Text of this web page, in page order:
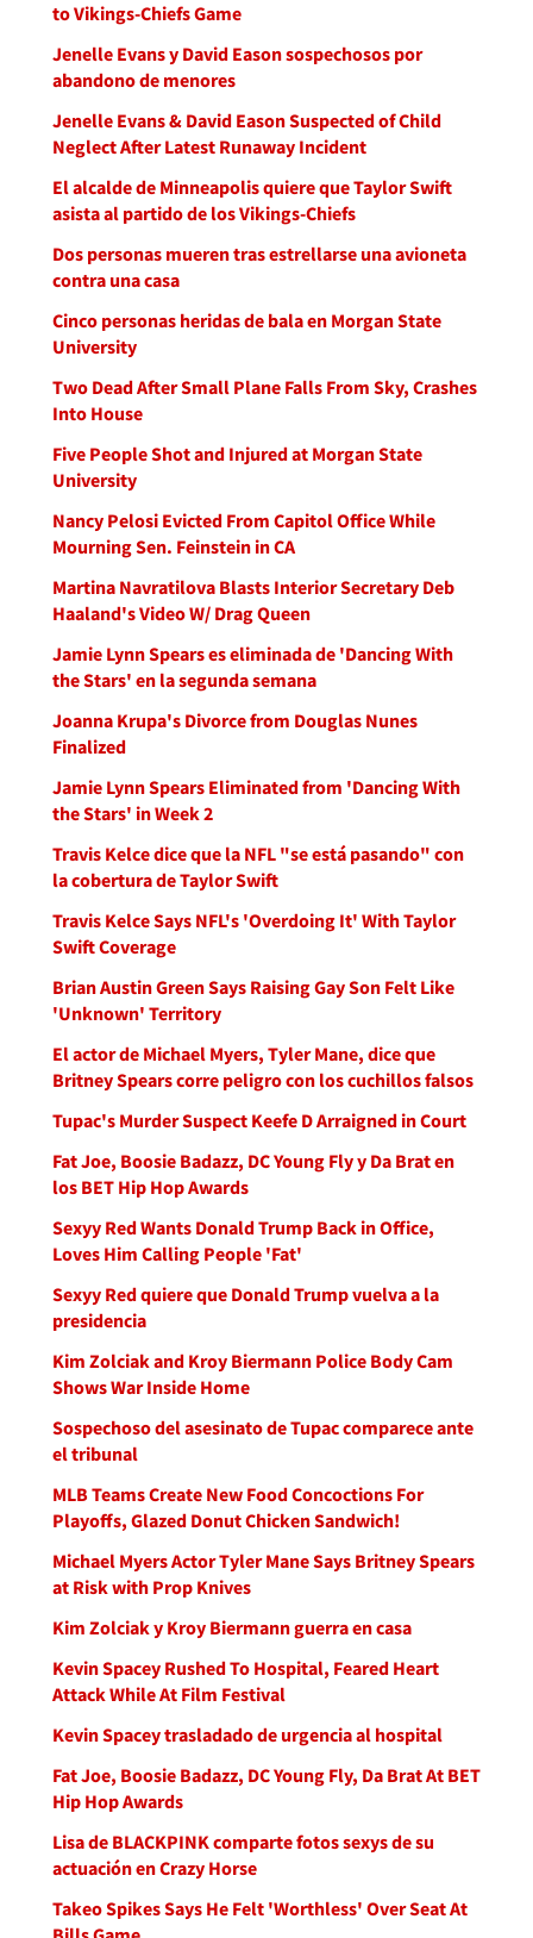
to Vikings-Chiefs Game
Jenelle Evans y David Eason sospechosos por
abandono de menores
Jenelle Evans & David Eason Suspected of Child
Neglect After Latest Runaway Incident
El alcalde de Minneapolis quiere que Taylor Swift
asista al partido de los Vikings-Chiefs
Dos personas mueren tras estrellarse una avioneta
contra una casa
Cinco personas heridas de bala en Morgan State
University
Two Dead After Small Plane Falls From Sky, Crashes
Into House
Five People Shot and Injured at Morgan State
University
Nancy Pelosi Evicted From Capitol Office While
Mourning Sen. Feinstein in CA
Martina Navratilova Blasts Interior Secretary Deb
Haaland's Video W/ Drag Queen
Jamie Lynn Spears es eliminada de 'Dancing With
the Stars' en la segunda semana
Joanna Krupa's Divorce from Douglas Nunes
Finalized
Jamie Lynn Spears Eliminated from 'Dancing With
the Stars' in Week 2
Travis Kelce dice que la NFL "se está pasando" con
la cobertura de Taylor Swift
Travis Kelce Says NFL's 'Overdoing It' With Taylor
Swift Coverage
Brian Austin Green Says Raising Gay Son Felt Like
'Unknown' Territory
El actor de Michael Myers, Tyler Mane, dice que
Britney Spears corre peligro con los cuchillos falsos
Tupac's Murder Suspect Keefe D Arraigned in Court
Fat Joe, Boosie Badazz, DC Young Fly y Da Brat en
los BET Hip Hop Awards
Sexyy Red Wants Donald Trump Back in Office,
Loves Him Calling People 'Fat'
Sexyy Red quiere que Donald Trump vuelva a la
presidencia
Kim Zolciak and Kroy Biermann Police Body Cam
Shows War Inside Home
Sospechoso del asesinato de Tupac comparece ante
el tribunal
MLB Teams Create New Food Concoctions For
Playoffs, Glazed Donut Chicken Sandwich!
Michael Myers Actor Tyler Mane Says Britney Spears
at Risk with Prop Knives
Kim Zolciak y Kroy Biermann guerra en casa
Kevin Spacey Rushed To Hospital, Feared Heart
Attack While At Film Festival
Kevin Spacey trasladado de urgencia al hospital
Fat Joe, Boosie Badazz, DC Young Fly, Da Brat At BET
Hip Hop Awards
Lisa de BLACKPINK comparte fotos sexys de su
actuación en Crazy Horse
Takeo Spikes Says He Felt 'Worthless' Over Seat At